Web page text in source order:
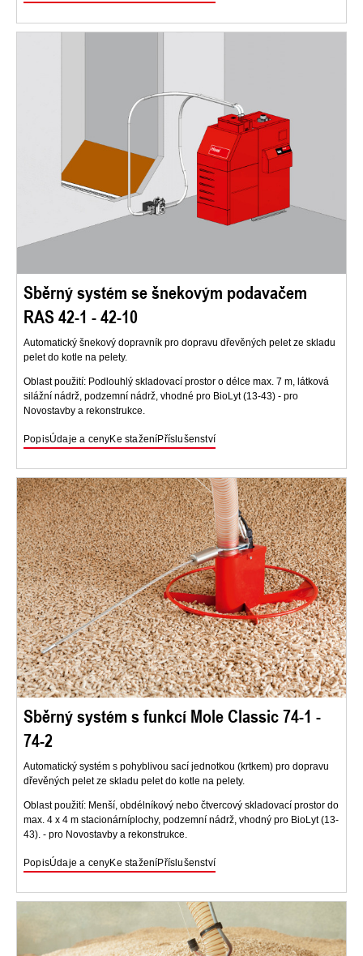
Sběrný systém se šnekovým podavačem
RAS 42-1 - 42-10
Automatický šnekový dopravník pro dopravu dřevěných pelet ze skladu
pelet do kotle na pelety.
Oblast použití: Podlouhlý skladovací prostor o délce max. 7 m, látková
silážní nádrž, podzemní nádrž, vhodné pro BioLyt (13-43) - pro
Novostavby a rekonstrukce.
PopisÚdaje a cenyKe staženíPříslušenství
Sběrný systém s funkcí Mole Classic 74-1 -
74-2
Automatický systém s pohyblivou sací jednotkou (krtkem) pro dopravu
dřevěných pelet ze skladu pelet do kotle na pelety.
Oblast použití: Menší, obdélníkový nebo čtvercový skladovací prostor do
max. 4 x 4 m stacionárníplochy, podzemní nádrž, vhodný pro BioLyt (13-
43). - pro Novostavby a rekonstrukce.
PopisÚdaje a cenyKe staženíPříslušenství